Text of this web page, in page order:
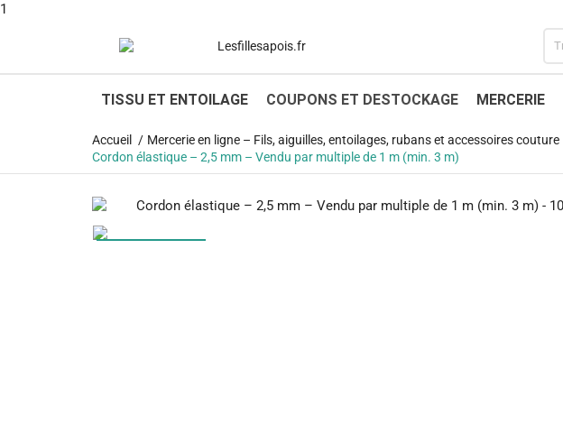
1
TISSU ET ENTOILAGE COUPONS ET DESTOCKAGE MERCERIE
Accueil Mercerie en ligne – Fils, aiguilles, entoilages, rubans et accessoires couture
Cordon élastique – 2,5 mm – Vendu par multiple de 1 m (min. 3 m)